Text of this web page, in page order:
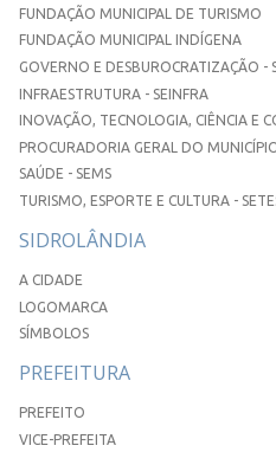
FUNDAÇÃO MUNICIPAL DE TURISMO
FUNDAÇÃO MUNICIPAL INDÍGENA
GOVERNO E DESBUROCRATIZAÇÃO -
INFRAESTRUTURA - SEINFRA
INOVAÇÃO, TECNOLOGIA, CIÊNCIA E
PROCURADORIA GERAL DO
SAÚDE - SEMS
TURISMO, ESPORTE E CULTURA -
SIDROLÂNDIA
A CIDADE
LOGOMARCA
SÍMBOLOS
PREFEITURA
PREFEITO
VICE-PREFEITA